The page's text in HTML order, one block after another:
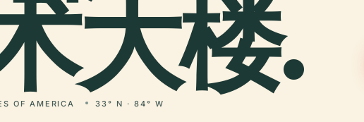
大楼.
OF AMERICA 33° N · 84° W